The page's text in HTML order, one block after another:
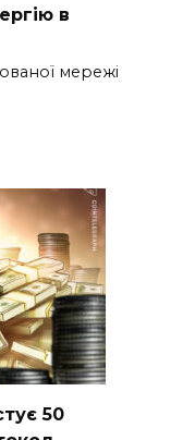
в
мережі
50